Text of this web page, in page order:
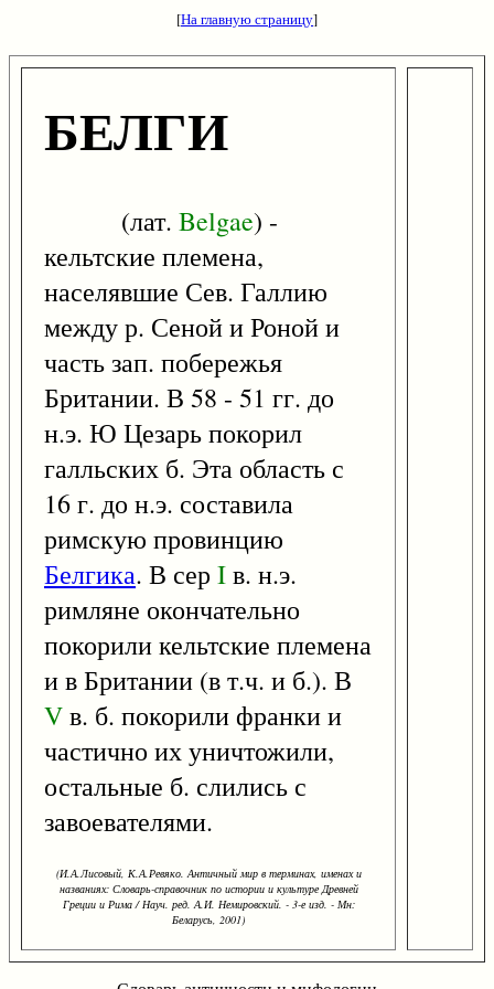
[На главную страницу]
БЕЛГИ
(лат. Belgae) -
кельтские племена,
населявшие Сев. Галлию
между р. Сеной и Роной и
часть зап. побережья
Британии. В 58 - 51 гг. до
н.э. Ю Цезарь покорил
галльских б. Эта область с
16 г. до н.э. составила
римскую провинцию
Белгика. В сер Iв. н.э.
римляне окончательно
покорили кельтские племена
и в Британии (в т.ч. и б.). В
Vв. б. покорили франки и
частично их уничтожили,
остальные б. слились с
завоевателями.
(И.А.Лисовый, К.А.Ревяко. Античный мир в терминах, именах и
названиях: Словарь-справочник по истории и культуре Древней
Греции и Рима / Науч. ред. А.И. Немировский. - 3-е изд. - Мн:
Беларусь, 2001)